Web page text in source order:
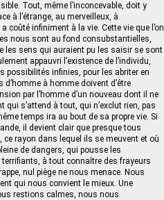
Tout, même l’inconcevable, doit y
à l’étrange, au merveilleux, à
coûté infiniment à la vie. Cette vie que l’on
nous sont au fond consubstantielles,
les sens qui auraient pu les saisir se sont
appauvri l’existence de l’individu,
possibilités infinies, pour les abriter en
à homme doivent d’être
par l’homme d’un nouveau dont il ne
qui s’attend à tout, qui n’exclut rien, pas
temps ira au bout de sa propre vie. Si
il devient clair que presque tous
ce rayon dans lequel ils se meuvent et où
de dangers, qui pousse les
à tout connaître des frayeurs
nul piège ne nous menace. Nous
qui nous convient le mieux. Une
restions calmes, nous nous